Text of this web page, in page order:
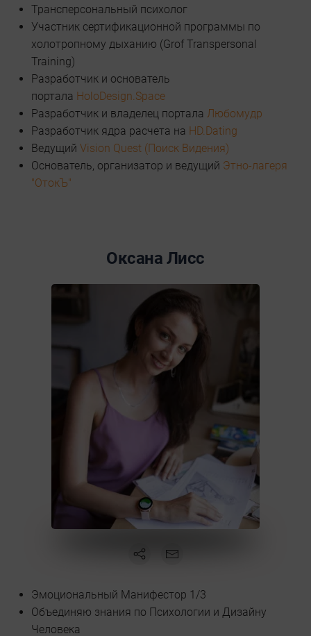
Трансперсональный психолог
Участник сертификационной программы по
холотропному дыханию (Grof Transpersonal
Training)
Разработчик и основатель
портала HoloDesign.Space
Разработчик и владелец портала Любомудр
Разработчик ядра расчета на HD.Dating
Ведущий Vision Quest (Поиск Видения)
Основатель, организатор и ведущий Этно-лагеря
"ОтокЪ"
Оксана Лисс
Эмоциональный Манифестор 1/3
Объединяю знания по Психологии и Дизайну
Человека